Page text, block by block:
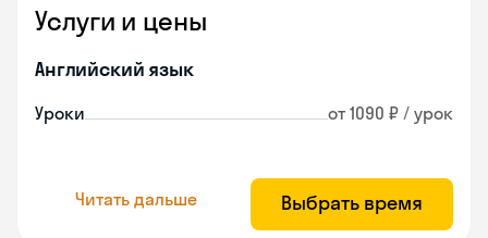
Услуги и цены
Английский язык
Уроки от 1090 ₽ / урок
Читать дальше Выбрать время